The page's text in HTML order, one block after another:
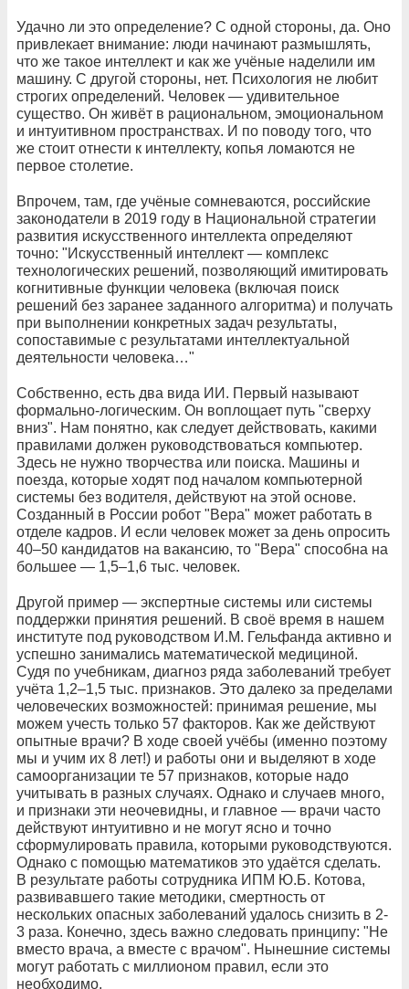
Удачно ли это определение? С одной стороны, да. Оно
привлекает внимание: люди начинают размышлять,
что же такое интеллект и как же учёные наделили им
машину. С другой стороны, нет. Психология не любит
строгих определений. Человек — удивительное
существо. Он живёт в рациональном, эмоциональном
и интуитивном пространствах. И по поводу того, что
же стоит отнести к интеллекту, копья ломаются не
первое столетие.
Впрочем, там, где учёные сомневаются, российские
законодатели в 2019 году в Национальной стратегии
развития искусственного интеллекта определяют
точно: "Искусственный интеллект — комплекс
технологических решений, позволяющий имитировать
когнитивные функции человека (включая поиск
решений без заранее заданного алгоритма) и получать
при выполнении конкретных задач результаты,
сопоставимые с результатами интеллектуальной
деятельности человека…"
Собственно, есть два вида ИИ. Первый называют
формально-логическим. Он воплощает путь "сверху
вниз". Нам понятно, как следует действовать, какими
правилами должен руководствоваться компьютер.
Здесь не нужно творчества или поиска. Машины и
поезда, которые ходят под началом компьютерной
системы без водителя, действуют на этой основе.
Созданный в России робот "Вера" может работать в
отделе кадров. И если человек может за день опросить
40–50 кандидатов на вакансию, то "Вера" способна на
большее — 1,5–1,6 тыс. человек.
Другой пример — экспертные системы или системы
поддержки принятия решений. В своё время в нашем
институте под руководством И.М. Гельфанда активно и
успешно занимались математической медициной.
Судя по учебникам, диагноз ряда заболеваний требует
учёта 1,2–1,5 тыс. признаков. Это далеко за пределами
человеческих возможностей: принимая решение, мы
можем учесть только 57 факторов. Как же действуют
опытные врачи? В ходе своей учёбы (именно поэтому
мы и учим их 8 лет!) и работы они и выделяют в ходе
самоорганизации те 57 признаков, которые надо
учитывать в разных случаях. Однако и случаев много,
и признаки эти неочевидны, и главное — врачи часто
действуют интуитивно и не могут ясно и точно
сформулировать правила, которыми руководствуются.
Однако с помощью математиков это удаётся сделать.
В результате работы сотрудника ИПМ Ю.Б. Котова,
развивавшего такие методики, смертность от
нескольких опасных заболеваний удалось снизить в 2-
3 раза. Конечно, здесь важно следовать принципу: "Не
вместо врача, а вместе с врачом". Нынешние системы
могут работать с миллионом правил, если это
необходимо.